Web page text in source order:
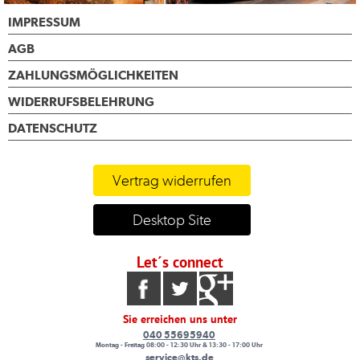
IMPRESSUM
AGB
ZAHLUNGSMÖGLICHKEITEN
WIDERRUFSBELEHRUNG
DATENSCHUTZ
Vertrag widerrufen
Desktop Site
Let´s connect
Sie erreichen uns unter
040 55695940
Montag - Freitag 08:00 - 12:30 Uhr & 13:30 - 17:00 Uhr
service@kts.de